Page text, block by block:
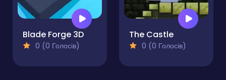
Blade Forge 3D
0 (0 Голосів)
The Castle
0 (0 Голосів)